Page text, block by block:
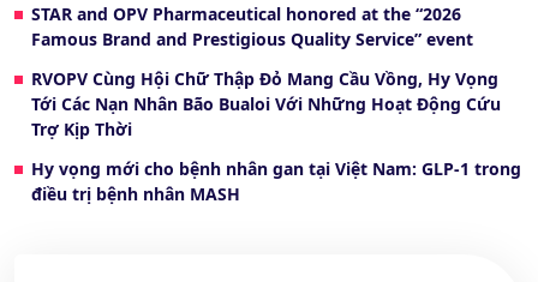
STAR and OPV Pharmaceutical honored at the “2026
Famous Brand and Prestigious Quality Service” event
RVOPV Cùng Hội Chữ Thập Đỏ Mang Cầu Vồng, Hy Vọng
Tới Các Nạn Nhân Bão Bualoi Với Những Hoạt Động Cứu
Trợ Kịp Thời
Hy vọng mới cho bệnh nhân gan tại Việt Nam: GLP-1 trong
điều trị bệnh nhân MASH